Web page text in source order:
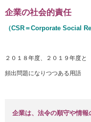
企業の社会的責任
（CSR＝Corporate Social
２０１８年度、２０１９年度と
頻出問題になりつつある用語
企業は、法令の順守や情報